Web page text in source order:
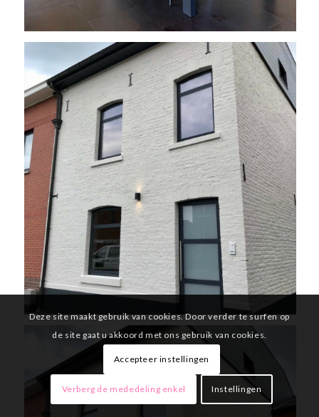
Deze site maakt gebruik van cookies. Door verder te surfen op
de site gaat u akkoord met ons gebruik van cookies.
Accepteer instellingen
Verberg de mededeling enkel Instellingen